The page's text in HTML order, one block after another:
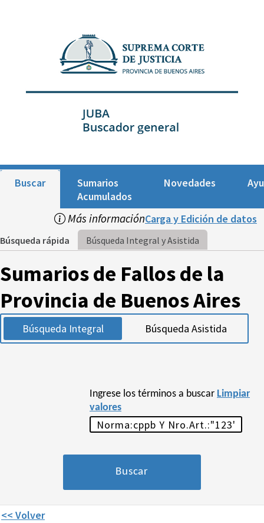
Buscar
Sumarios
Acumulados
Novedades
Más informaciónCarga y Edición de datos
Búsqueda rápida Búsqueda Integral y Asistida
Sumarios de Fallos de la
Provincia de Buenos Aires
Búsqueda Integral Búsqueda Asistida
Ingrese los términos a buscar Limpiar
valores
<< Volver